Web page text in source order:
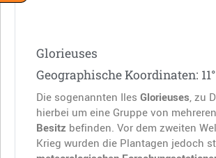
Glorieuses
Geographische Koordinaten: 11°
Die sogenannten Iles Glorieuses, zu
hierbei um eine Gruppe von
Besitz befinden. Vor dem zweiten
Krieg wurden die Plantagen jedoch